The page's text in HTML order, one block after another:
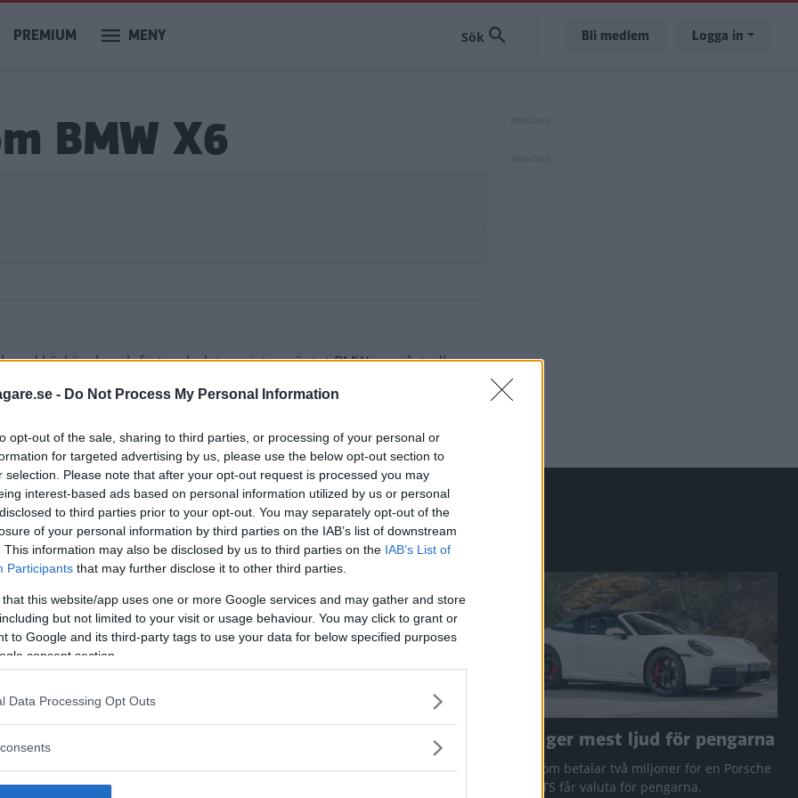
- Do Not Process My Personal Information
opt-out of the sale, sharing to third parties, or processing of your personal or
for targeted advertising by us, please use the below opt-out section to
selection. Please note that after your opt-out request is processed you may
interest-based ads based on personal information utilized by us or personal
to third parties prior to your opt-out. You may separately opt-out of the
of your personal information by third parties on the IAB’s list of downstream
This information may also be disclosed by us to third parties on the IAB’s List of
Participants that may further disclose it to other third parties.
that this website/app uses one or more Google services and may gather and store
but not limited to your visit or usage behaviour. You may click to grant or
to Google and its third-party tags to use your data for below specified purposes
consent section.
Data Processing Opt Outs
PREMIUM MENY Bli medlem Logga in
BMW X6
körkänsla och fart, och det var inte oväntat BMW som åstadkom
Florida.
att bli ny favorit”
kombibilar har
nu på av eldrivna Toyota
Så står sig nya Toyota RAV4
Vi ställe nykomlingen mot Audi Q3 och
Den ger mest ljud för pengarna
Den som betalar två miljoner för en Porsche
911 GTS får valuta för pengarna.